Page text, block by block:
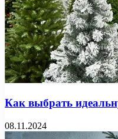
Как выбрать
08.11.2024